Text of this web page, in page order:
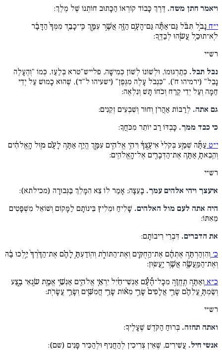
ויאמר חתן משה. דֶּרֶךְ כָּבוֹד קוֹרְאוֹ הַכָּתוּב חוֹתְנוֹ שֶׁל מֶלֶךְ:
י״ח נָבֹ֣ל תִּבֹּ֔ל גַּם־אַתָּ֕ה גַּם־הָעָ֥ם הַזֶּ֖ה אֲשֶׁ֣ר עִמָּ֑ךְ כִּֽי־כָבֵ֤ד מִמְּךָ֙ הַדָּבָ֔ר
לֹֽא־תוּכַ֥ל עֲשׂ֖הוּ לְבַדֶּֽךָ:
רש״י
נבל תבל. כְּתַרְגּוּמוֹ, וּלְשׁוֹנוֹ לְשׁוֹן כְּמִישָׁה, פלייש"טרא בְּלַעַז, כְּמוֹ "וְהֶעָלֶה
נָבֵל" (ירמיהו ח'), "כִּנְבֹל עָלֶה מִגֶּפֶן" (ישעיהו ל"ד), שֶׁהוּא כָמוּשׁ עַל יְדֵי
חַמָּה וְעַל יְדֵי קֶרַח וְכֹחוֹ תָּשׁ וְנִלְאֶה:
גם אתה. לְרַבּוֹת אַהֲרֹן וְחוּר וְשִׁבְעִים זְקֵנִים:
כי כבד ממך. כָּבְדּוֹ רַב יוֹתֵר מִכֹּחֲךָ:
י״ט עַתָּ֞ה שְׁמַ֤ע בְּקֹלִי֙ אִיעָ֣צְךָ֔ וִיהִ֥י אֱלֹהִ֖ים עִמָּ֑ךְ הֱיֵ֧ה אַתָּ֣ה לָעָ֗ם מ֚וּל הָֽאֱלֹהִ֔ים
וְהֵֽבֵאתָ֥ אַתָּ֛ה אֶת־הַדְּבָרִ֖ים אֶל־הָֽאֱלֹהִֽים:
רש״י
איעצך ויהי אלהים עמך. בָּעֵצָה; אָמַר לוֹ צֵא הִמָּלֵךְ בַּגְּבוּרָה (מכילתא):
היה אתה לעם מול האלהים. שָׁלִיחַ וּמֵלִיץ בֵּינוֹתָם לַמָּקוֹם וְשׁוֹאֵל מִשְׁפָּטִים
מֵאִתּוֹ:
את הדברים. דִּבְרֵי רִיבוֹתָם:
כ׳ וְהִזְהַרְתָּ֣ה אֶתְהֶ֔ם אֶת־הַֽחֻקִּ֖ים וְאֶת־הַתּוֹרֹ֑ת וְהֽוֹדַעְתָּ֣ לָהֶ֗ם אֶת־הַדֶּ֨רֶךְ֙ יֵ֣לְכוּ בָ֔הּ
וְאֶת־הַמַּֽעֲשֶׂ֖ה אֲשֶׁ֥ר יַֽעֲשֽׂוּן:
כ״א וְאַתָּ֣ה תֶֽחֱזֶ֣ה מִכָּל־הָ֠עָ֠ם אַנְשֵׁי־חַ֜יִל יִרְאֵ֧י אֱלֹהִ֛ים אַנְשֵׁ֥י אֱמֶ֖ת שׂ֣נְאֵי בָ֑צַע
וְשַׂמְתָּ֣ עֲלֵהֶ֗ם שָׂרֵ֤י אֲלָפִים֙ שָׂרֵ֣י מֵא֔וֹת שָׂרֵ֥י חֲמִשִּׁ֖ים וְשָׂרֵ֥י עֲשָׂרֹֽת:
רש״י
ואתה תחזה. בְּרוּחַ הַקֹּדֶשׁ שֶׁעָלֶיךָ:
אנשי חיל. עֲשִׁירִים, שֶׁאֵין צְרִיכִין לְהַחֲנִיף וּלְהַכִּיר פָּנִים (שם):